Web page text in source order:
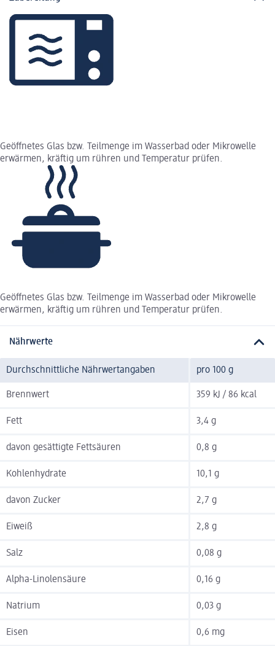
Geöffnetes Glas bzw. Teilmenge im Wasserbad oder Mikrowelle
erwärmen, kräftig um rühren und Temperatur prüfen.
Geöffnetes Glas bzw. Teilmenge im Wasserbad oder Mikrowelle
erwärmen, kräftig um rühren und Temperatur prüfen.
Nährwerte
Durchschnittliche Nährwertangaben pro 100 g
Brennwert 359 kJ / 86 kcal
Fett 3,4 g
davon gesättigte Fettsäuren 0,8 g
Kohlenhydrate 10,1 g
davon Zucker 2,7 g
Eiweiß 2,8 g
Salz 0,08 g
Alpha-Linolensäure 0,16 g
Natrium 0,03 g
Eisen 0,6 mg